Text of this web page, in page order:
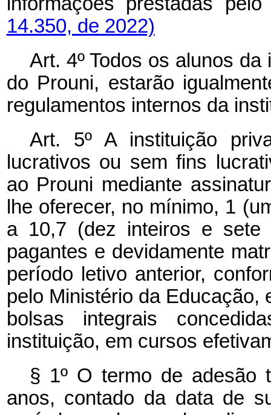
14.350, de 2022)
Art. 4º Todos os alunos
do Prouni, estarão
regulamentos internos da
Art. 5º A instituição
lucrativos ou sem fins
ao Prouni mediante
lhe oferecer, no mínimo, 1
a 10,7 (dez inteiros e sete
pagantes e devidamente
período letivo anterior,
pelo Ministério da
bolsas integrais
instituição, em cursos
§ 1º O termo de adesão
anos, contado da data de